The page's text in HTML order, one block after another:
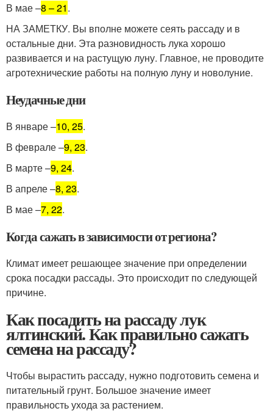
В мае –8 – 21.
НА ЗАМЕТКУ. Вы вполне можете сеять рассаду и в
остальные дни. Эта разновидность лука хорошо
развивается и на растущую луну. Главное, не проводите
агротехнические работы на полную луну и новолуние.
Неудачные дни
В январе –10, 25.
В феврале –9, 23.
В марте –9, 24.
В апреле –8, 23.
В мае –7, 22.
Когда сажать в зависимости от региона?
Климат имеет решающее значение при определении
срока посадки рассады. Это происходит по следующей
причине.
Как посадить на рассаду лук
ялтинский. Как правильно сажать
семена на рассаду?
Чтобы вырастить рассаду, нужно подготовить семена и
питательный грунт. Большое значение имеет
правильность ухода за растением.